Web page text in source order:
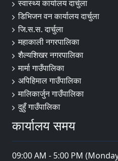
स्वास्थ्य कार्यालय दार्चुला
डिभिजन वन कार्यालय दार्चुला
जि.स.स. दार्चुला
महाकाली नगरपालिका
शैल्यशिखर नगरपालिका
मार्मा गाउँपालिका
अपिहिमाल गाउँपालिका
मालिकार्जुन गाउँपालिका
दुहुँ गाउँपालिका
कार्यालय समय
09:00 AM - 5:00 PM